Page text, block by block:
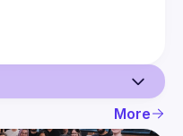
More